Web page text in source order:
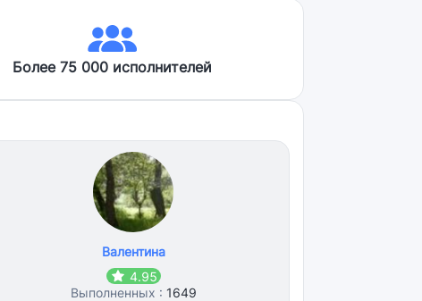
Более 75 000 исполнителей
Валентина
4.95
Выполненных : 1649